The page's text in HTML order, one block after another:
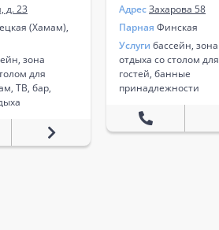
д. 23
(Хамам),
зона
для
ТВ, бар,
АдресЗахарова 58
Парная Финская
Услуги бассейн, зона
отдыха со столом для
гостей, банные
принадлежности